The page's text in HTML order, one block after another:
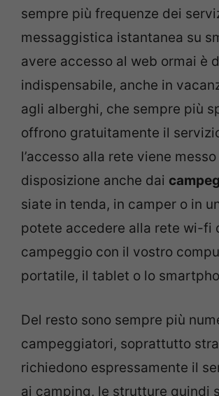
sempre più frequenze dei
messaggistica istantanea su
avere accesso al web ormai è
indispensabile, anche in
agli alberghi, che sempre più
offrono gratuitamente il
l’accesso alla rete viene messo
disposizione anche dai
siate in tenda, in camper o in
potete accedere alla rete wi-fi
campeggio con il vostro
portatile, il tablet o lo
Del resto sono sempre più
campeggiatori, soprattutto
richiedono espressamente il
ai camping, le strutture quindi